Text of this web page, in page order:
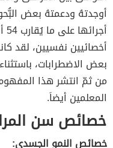
أوجدتهُ ودعمتهُ بعض
أخصائيين نفسيين، لقد
من ثمّ انتشر هذا
المعلمين أيضاَ.
خصائص سن
خصائص النمو الجسدي: